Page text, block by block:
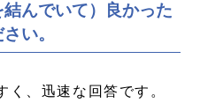
んでいて）良かった
い。
く、迅速な回答です。